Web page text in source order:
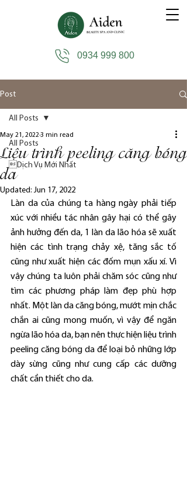
0934 999 800
Post
All Posts
Dịch Vụ Mới Nhất
All Posts
Liệu trình peeling căng bóng
da
May 21, 20223 min read
Updated: Jun 17, 2022
Làn da của chúng ta hàng ngày phải tiếp
xúc với nhiều tác nhân gây hại có thể gây
ảnh hưởng đến da, 1 làn da lão hóa sẽ xuất
hiện các tình trạng chảy xệ, tăng sắc tố
cũng như xuất hiện các đốm mụn xấu xí. Vì
vậy chúng ta luôn phải chăm sóc cũng như
tìm các phương pháp làm đẹp phù hợp
nhất. Một làn da căng bóng, mướt mịn chắc
chắn ai cũng mong muốn, vì vậy để ngăn
ngừa lão hóa da, bạn nên thực hiện liệu trình
peeling căng bóng da để loại bỏ những lớp
dày sừng cũng như cung cấp các dưỡng
chất cần thiết cho da.